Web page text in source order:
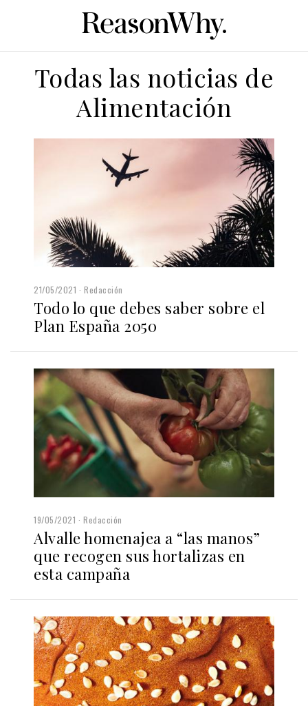
Todas las noticias de
Alimentación
21/05/2021 Redacción
Todo lo que debes saber sobre el
Plan España 2050
19/05/2021 Redacción
Alvalle homenajea a “las manos”
que recogen sus hortalizas en
esta campaña